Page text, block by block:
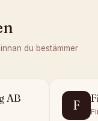
du bestämmer
AB F